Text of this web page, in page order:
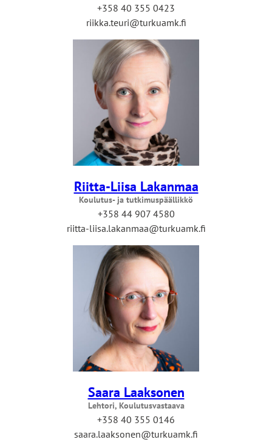
+358 40 355 0423
riikka.teuri@turkuamk.fi
Riitta-Liisa Lakanmaa
Koulutus- ja tutkimuspäällikkö
+358 44 907 4580
riitta-liisa.lakanmaa@turkuamk.fi
Saara Laaksonen
Lehtori, Koulutusvastaava
+358 40 355 0146
saara.laaksonen@turkuamk.fi